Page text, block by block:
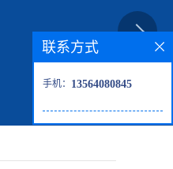
联系方式
手机： 13564080845